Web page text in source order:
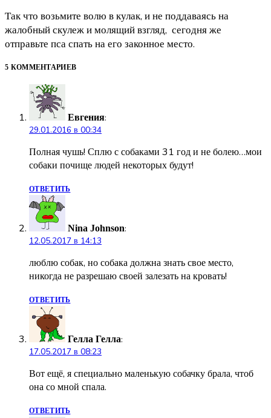
Так что возьмите волю в кулак, и не поддаваясь на
жалобный скулеж и молящий взгляд, сегодня же
отправьте пса спать на его законное место.
5 КОММЕНТАРИЕВ
Евгения:
29.01.2016 в 00:34
Полная чушь! Сплю с собаками 31 год и не болею…мои
собаки почище людей некоторых будут!
ОТВЕТИТЬ
Nina Johnson:
12.05.2017 в 14:13
люблю собак, но собака должна знать свое место,
никогда не разрешаю своей залезать на кровать!
ОТВЕТИТЬ
Гелла Гелла:
17.05.2017 в 08:23
Вот ещё, я специально маленькую собачку брала, чтоб
она со мной спала.
ОТВЕТИТЬ